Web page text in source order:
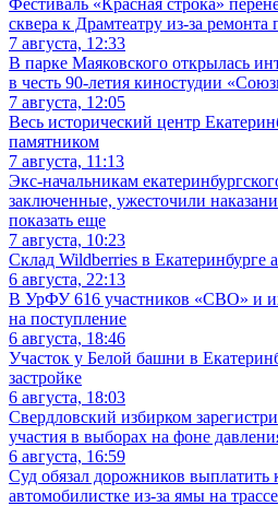
сквера к Драмтеатру из-за ремонта
7 августа, 12:33
В парке Маяковского открылась
в честь 90-летия киностудии
7 августа, 12:05
Весь исторический центр
памятником
7 августа, 11:13
Экс-начальникам
заключенные, ужесточили
показать еще
7 августа, 10:23
Склад Wildberries в Екатеринбурге
6 августа, 22:13
В УрФУ 616 участников «СВО» и
на поступление
6 августа, 18:46
Участок у Белой башни в
застройке
6 августа, 18:03
Свердловский избирком
участия в выборах на фоне
6 августа, 16:59
Суд обязал дорожников
автомобилистке из-за ямы на трассе